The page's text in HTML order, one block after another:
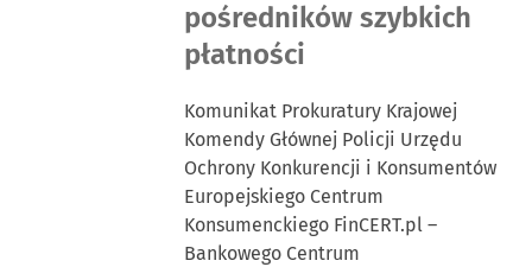
pośredników szybkich
płatności
Komunikat Prokuratury Krajowej
Komendy Głównej Policji Urzędu
Ochrony Konkurencji i Konsumentów
Europejskiego Centrum
Konsumenckiego FinCERT.pl –
Bankowego Centrum